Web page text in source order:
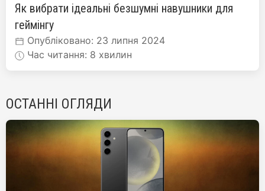
Як вибрати ідеальні безшумні навушники для
геймінгу
Опубліковано: 23 липня 2024
Час читання: 8 хвилин
ОСТАННІ ОГЛЯДИ